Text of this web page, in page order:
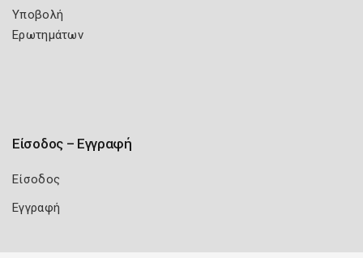
Υποβολή
Ερωτημάτων
Είσοδος – Εγγραφή
Είσοδος
Εγγραφή